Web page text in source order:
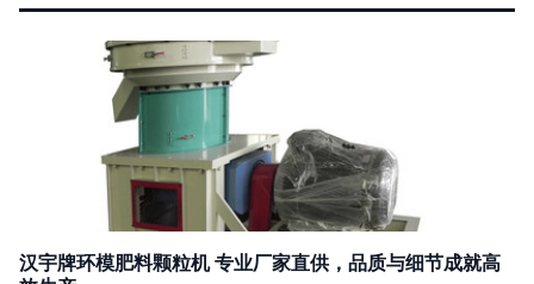
汉宇牌环模肥料颗粒机 专业厂家直供，品质与细节成就高